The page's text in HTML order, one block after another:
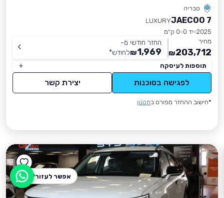
טבריה
JAECOO 7
LUXURY
2025 יד 0
0 ק״מ
מחיר
203,712
₪
החזר חודשי מ-
1,969
₪לחודש*
תוספות לעיסקה
לפגישה בסוכנות יצירת קשר
*חישוב ההחזר מפורט בתקנון
אפשר לעזור?